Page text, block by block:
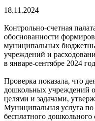
18.11.2024
Контрольно-счетная
обоснованности
муниципальных
учреждений и
в январе-сентябре 2024
Проверка показала, что
дошкольных учреждений
целями и задачами,
Муниципальная услуга
бесплатного дошкольного